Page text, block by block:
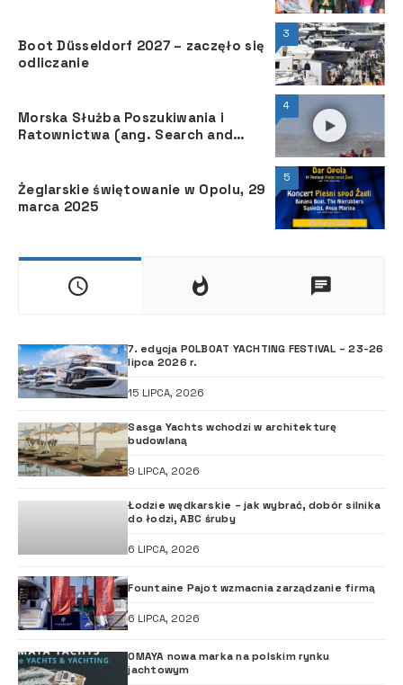
3
Boot Düsseldorf 2027 – zaczęło się
odliczanie
4
Morska Służba Poszukiwania i
Ratownictwa (ang. Search and
5
Żeglarskie świętowanie w Opolu, 29
marca 2025
7. edycja POLBOAT YACHTING FESTIVAL – 23-26
lipca 2026 r.
15 LIPCA, 2026
Sasga Yachts wchodzi w architekturę
budowlaną
9 LIPCA, 2026
Łodzie wędkarskie – jak wybrać, dobór silnika
do łodzi, ABC śruby
6 LIPCA, 2026
Fountaine Pajot wzmacnia zarządzanie firmą
6 LIPCA, 2026
OMAYA nowa marka na polskim rynku
jachtowym